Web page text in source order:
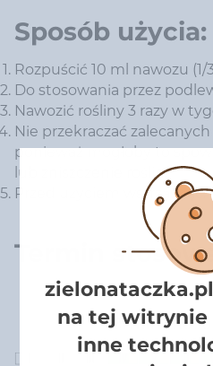
Sposób użycia:
Rozpuścić 10 ml nawozu
Do stosowania przez
Nawozić rośliny 3 razy w
Nie przekraczać
ponieważ mogłoby to
lub zniszczenie roślin.
Przed użyciem wstrząsnąć.
Termin
na tej
inne